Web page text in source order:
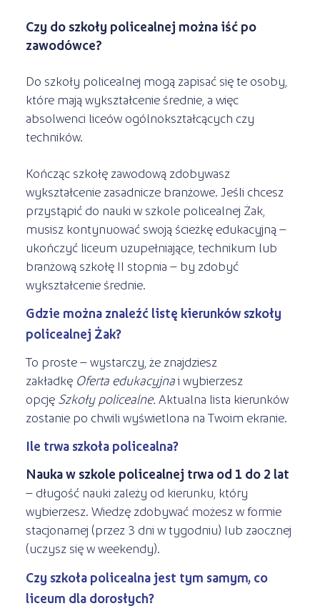
Czy do szkoły policealnej można iść po
zawodówce?
Do szkoły policealnej mogą zapisać się te osoby,
które mają wykształcenie średnie, a więc
absolwenci liceów ogólnokształcących czy
techników.
Kończąc szkołę zawodową zdobywasz
wykształcenie zasadnicze branżowe. Jeśli chcesz
przystąpić do nauki w szkole policealnej Żak,
musisz kontynuować swoją ścieżkę edukacyjną –
ukończyć liceum uzupełniające, technikum lub
branżową szkołę II stopnia – by zdobyć
wykształcenie średnie.
Gdzie można znaleźć listę kierunków szkoły
policealnej Żak?
To proste – wystarczy, że znajdziesz
zakładkę Oferta edukacyjnai wybierzesz
opcję Szkoły policealne. Aktualna lista kierunków
zostanie po chwili wyświetlona na Twoim ekranie.
Ile trwa szkoła policealna?
Nauka w szkole policealnej trwa od 1 do 2 lat
– długość nauki zależy od kierunku, który
wybierzesz. Wiedzę zdobywać możesz w formie
stacjonarnej (przez 3 dni w tygodniu) lub zaocznej
(uczysz się w weekendy).
Czy szkoła policealna jest tym samym, co
liceum dla dorosłych?